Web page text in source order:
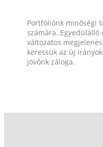
Portfóliónk minőségi
számára. Egyedülálló
változatos
keressük az új
jövőnk záloga.